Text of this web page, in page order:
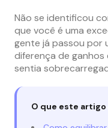
Não se identificou
que você é uma
gente já passou por
diferença de ganhos
sentia
O que este artigo